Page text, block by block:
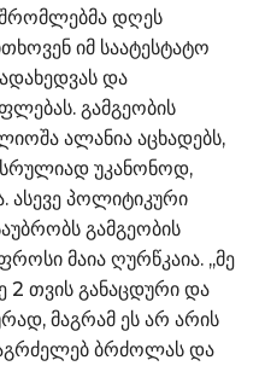
დღეს
იმ საატესტატო
და
გამგეობის
ალანია აცხადებს,
უკანონოდ,
ასევე პოლიტიკური
გამგეობის
მაია ღურწკაია. ,,მე
2 თვის განაცდური და
მაგრამ ეს არ არის
ბრძოლას და